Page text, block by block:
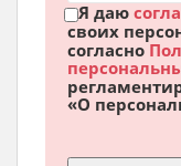
Я даю
своих
согласно
«О